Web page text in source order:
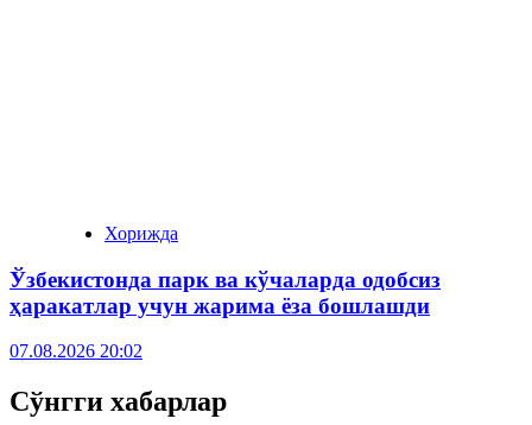
Хорижда
Ўзбекистонда парк ва кўчаларда одобсиз
ҳаракатлар учун жарима ёза бошлашди
07.08.2026 20:02
Сўнгги хабарлар